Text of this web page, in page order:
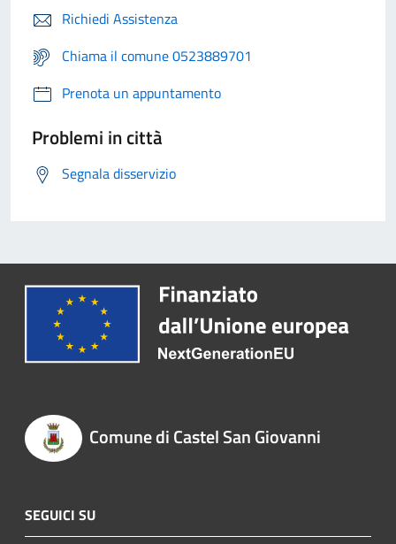
Richiedi Assistenza
Chiama il comune 0523889701
Prenota un appuntamento
Problemi in città
Segnala disservizio
Comune di Castel San Giovanni
SEGUICI SU